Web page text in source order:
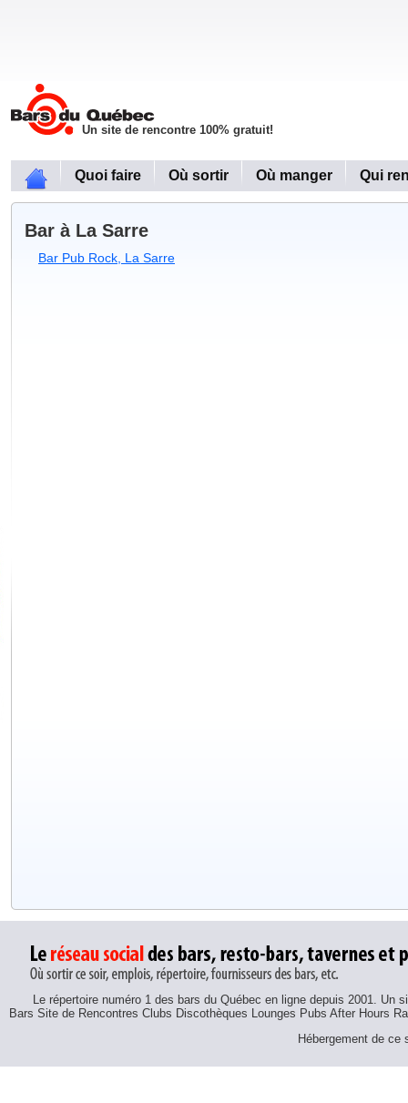
Un site de rencontre 100% gratuit!
Quoi faire Où sortir Où manger Qui
Bar à La Sarre
Bar Pub Rock, La Sarre
Le répertoire numéro 1 des bars du Québec en ligne depuis 2001.
Bars Site de Rencontres Clubs Discothèques Lounges Pubs After Hours
Hébergement de ce